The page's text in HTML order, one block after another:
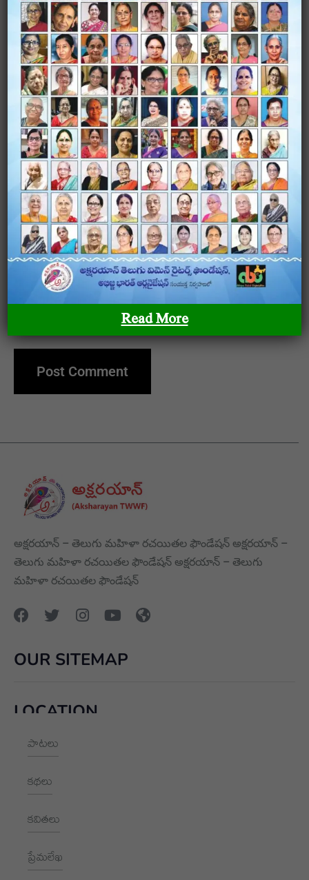
Name *
Email*
Website
Save my name, email, and website in this browser
for the next time I comment.
అక్షరయాన్ – తెలుగు మహిళా రచయితల ఫౌండేషన్ అక్షరయాన్ –
తెలుగు మహిళా రచయితల ఫౌండేషన్ అక్షరయాన్ – తెలుగు
మహిళా రచయితల ఫౌండేషన్
OUR SITEMAP
పాటలు
కథలు
కవితలు
ప్రేమలేఖ
LOCATION
+91 9989928562
hello@aksharayan.com
1002, Royal Pavilion, A Block,
Read More